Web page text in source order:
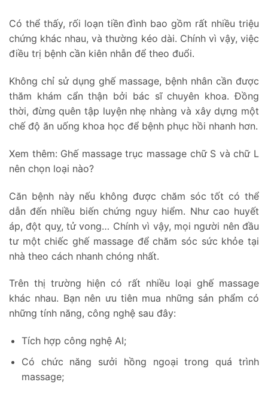
Có thể thấy, rối loạn tiền đình bao gồm rất nhiều triệu
chứng khác nhau, và thường kéo dài. Chính vì vậy, việc
điều trị bệnh cần kiên nhẫn để theo đuổi.
Không chỉ sử dụng ghế massage, bệnh nhân cần được
thăm khám cẩn thận bởi bác sĩ chuyên khoa. Đồng
thời, đừng quên tập luyện nhẹ nhàng và xây dựng một
chế độ ăn uống khoa học để bệnh phục hồi nhanh hơn.
Xem thêm: Ghế massage trục massage chữ S và chữ L
nên chọn loại nào?
Căn bệnh này nếu không được chăm sóc tốt có thể
dẫn đến nhiều biến chứng nguy hiểm. Như cao huyết
áp, đột quỵ, tử vong… Chính vì vậy, mọi người nên đầu
tư một chiếc ghế massage để chăm sóc sức khỏe tại
nhà theo cách nhanh chóng nhất.
Trên thị trường hiện có rất nhiều loại ghế massage
khác nhau. Bạn nên ưu tiên mua những sản phẩm có
những tính năng, công nghệ sau đây:
Tích hợp công nghệ AI;
Có chức năng sưởi hồng ngoại trong quá trình
massage;